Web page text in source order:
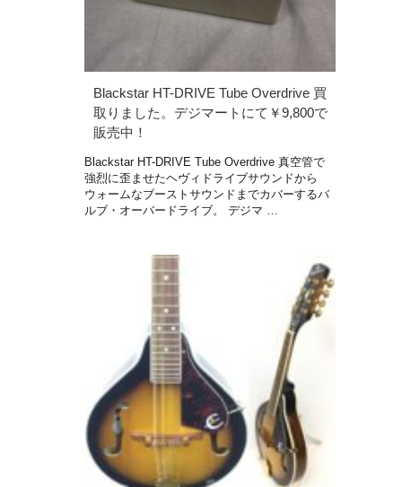
Blackstar HT-DRIVE Tube Overdrive 買
取りました。デジマートにて￥9,800で
販売中！
Blackstar HT-DRIVE Tube Overdrive 真空管で
強烈に歪ませたヘヴィドライブサウンドから
ウォームなブーストサウンドまでカバーするバ
ルブ・オーバードライブ。 デジマ …